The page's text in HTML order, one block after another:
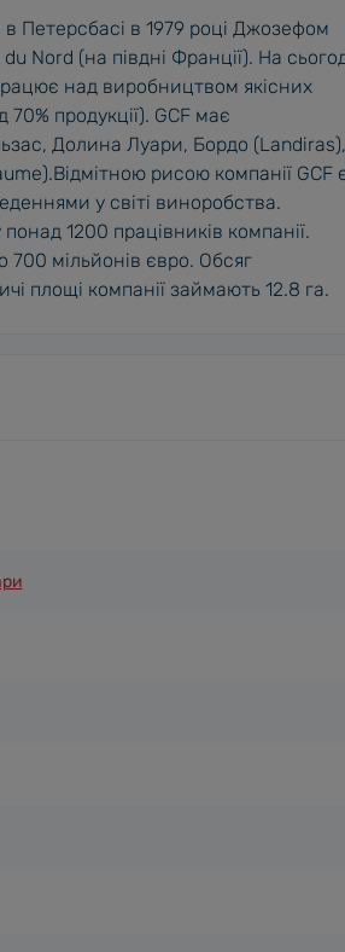
Петерсбасі в 1979 році Джозефом
Nord (на півдні Франції). На
над виробництвом якісних
продукції). GСF має
Долина Луари, Бордо (Landiras),
рисою компанії GСF
у світі виноробства.
1200 працівників компанії.
мільйонів євро. Обсяг
площі компанії займають 12.8 га.